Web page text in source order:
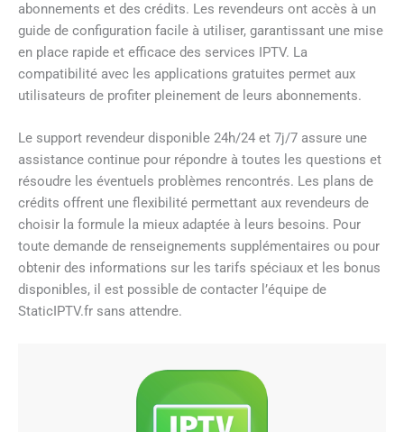
abonnements et des crédits. Les revendeurs ont accès à un
guide de configuration facile à utiliser, garantissant une mise
en place rapide et efficace des services IPTV. La
compatibilité avec les applications gratuites permet aux
utilisateurs de profiter pleinement de leurs abonnements.
Le support revendeur disponible 24h/24 et 7j/7 assure une
assistance continue pour répondre à toutes les questions et
résoudre les éventuels problèmes rencontrés. Les plans de
crédits offrent une flexibilité permettant aux revendeurs de
choisir la formule la mieux adaptée à leurs besoins. Pour
toute demande de renseignements supplémentaires ou pour
obtenir des informations sur les tarifs spéciaux et les bonus
disponibles, il est possible de contacter l’équipe de
StaticIPTV.fr sans attendre.